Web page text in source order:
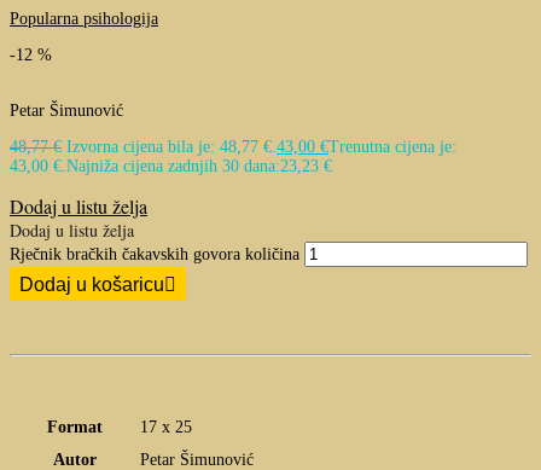
Popularna psihologija
-12 %
Petar Šimunović
48,77€ Izvorna cijena bila je: 48,77 €. 43,00 €Trenutna cijena je:
43,00 €. Najniža cijena zadnjih 30 dana:23,23 €
Dodaj u listu želja
Dodaj u listu želja
Rječnik bračkih čakavskih govora količina
Dodaj u košaricu
Format
17 x 25
Autor
Petar Šimunović